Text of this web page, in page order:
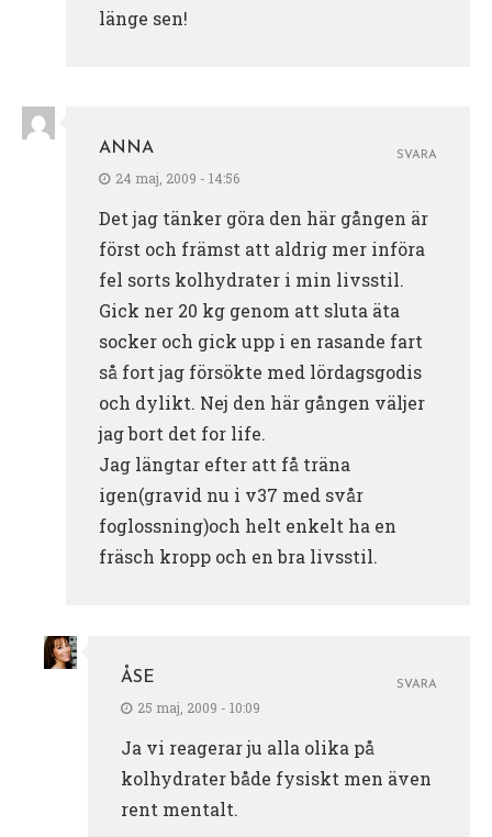
länge sen!
ANNA
24 maj, 2009 - 14:56
Det jag tänker göra den här gången är
först och främst att aldrig mer införa
fel sorts kolhydrater i min livsstil.
Gick ner 20 kg genom att sluta äta
socker och gick upp i en rasande fart
så fort jag försökte med lördagsgodis
och dylikt. Nej den här gången väljer
jag bort det for life.
Jag längtar efter att få träna
igen(gravid nu i v37 med svår
foglossning)och helt enkelt ha en
fräsch kropp och en bra livsstil.
SVARA
ÅSE
25 maj, 2009 - 10:09
Ja vi reagerar ju alla olika på
kolhydrater både fysiskt men även
rent mentalt.
SVARA